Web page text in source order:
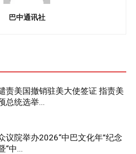
巴中通讯社
责美国撤销驻美大使签证 指责美
总统选举...
议院举办2026“中巴文化年”纪念
“中...